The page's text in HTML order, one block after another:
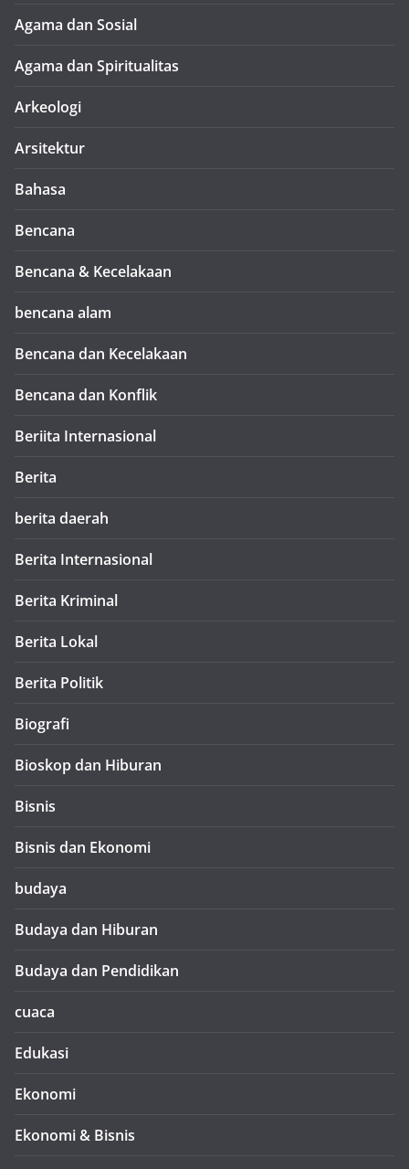
Agama dan Sosial
Agama dan Spiritualitas
Arkeologi
Arsitektur
Bahasa
Bencana
Bencana & Kecelakaan
bencana alam
Bencana dan Kecelakaan
Bencana dan Konflik
Beriita Internasional
Berita
berita daerah
Berita Internasional
Berita Kriminal
Berita Lokal
Berita Politik
Biografi
Bioskop dan Hiburan
Bisnis
Bisnis dan Ekonomi
budaya
Budaya dan Hiburan
Budaya dan Pendidikan
cuaca
Edukasi
Ekonomi
Ekonomi & Bisnis